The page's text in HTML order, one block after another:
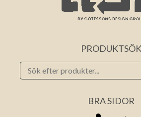
PRODUKTSÖK
BRA SIDOR